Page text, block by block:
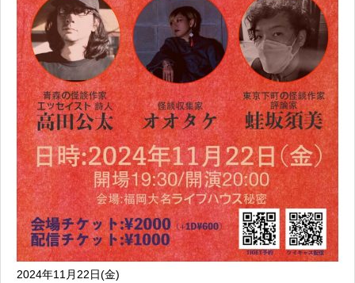
2024年11月22日(金)